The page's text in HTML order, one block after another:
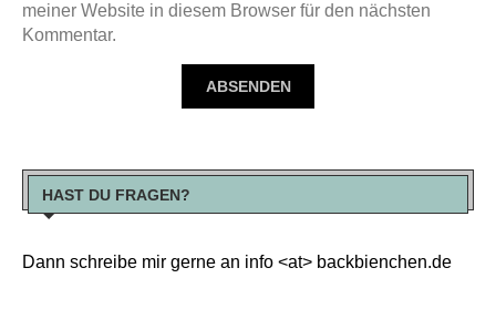
meiner Website in diesem Browser für den nächsten
Kommentar.
HAST DU FRAGEN?
Dann schreibe mir gerne an info <at> backbienchen.de